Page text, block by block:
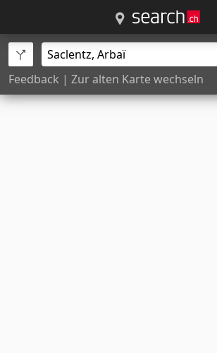
Feedback | Zur alten Karte wechseln